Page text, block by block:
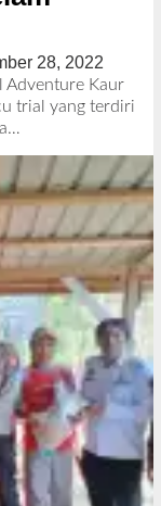
28, 2022
l
e
e
d
k
s
i
Adventure Kaur
trial yang terdiri